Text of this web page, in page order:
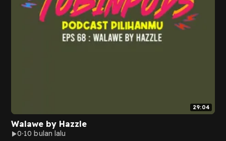
29:04
Walawe by Hazzle
0 10 bulan lalu